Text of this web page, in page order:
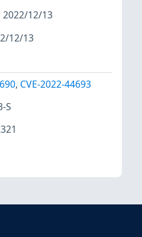
2022/12/13
12/13
, CVE-2022-44693
S